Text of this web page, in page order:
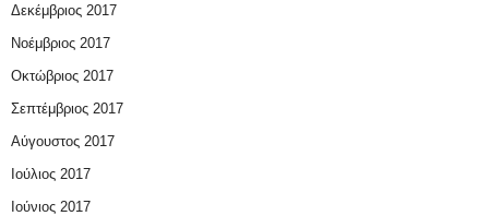
Δεκέμβριος 2017
Νοέμβριος 2017
Οκτώβριος 2017
Σεπτέμβριος 2017
Αύγουστος 2017
Ιούλιος 2017
Ιούνιος 2017